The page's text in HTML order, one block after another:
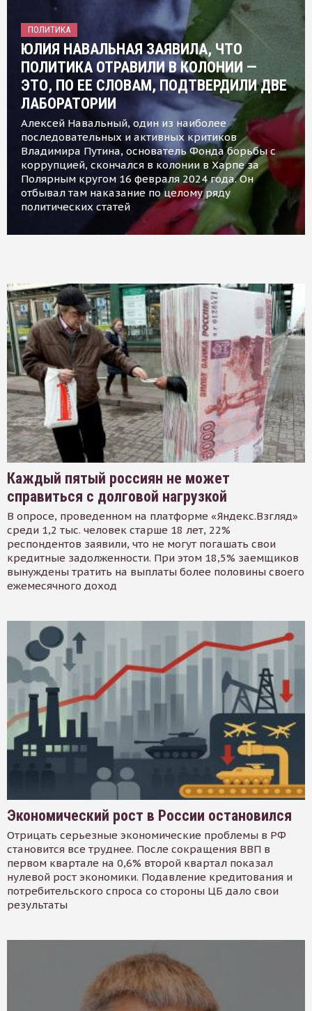
ПОЛИТИКА
ЮЛИЯ НАВАЛЬНАЯ ЗАЯВИЛА, ЧТО
ПОЛИТИКА ОТРАВИЛИ В КОЛОНИИ —
ЭТО, ПО ЕЕ СЛОВАМ, ПОДТВЕРДИЛИ ДВЕ
ЛАБОРАТОРИИ
Алексей Навальный, один из наиболее
последовательных и активных критиков
Владимира Путина, основатель Фонда борьбы с
коррупцией, скончался в колонии в Харпе за
Полярным кругом 16 февраля 2024 года. Он
отбывал там наказание по целому ряду
политических статей
Каждый пятый россиян не может
справиться с долговой нагрузкой
В опросе, проведенном на платформе «Яндекс.Взгляд»
среди 1,2 тыс. человек старше 18 лет, 22%
респондентов заявили, что не могут погашать свои
кредитные задолженности. При этом 18,5% заемщиков
вынуждены тратить на выплаты более половины своего
ежемесячного доход
Экономический рост в России остановился
Отрицать серьезные экономические проблемы в РФ
становится все труднее. После сокращения ВВП в
первом квартале на 0,6% второй квартал показал
нулевой рост экономики. Подавление кредитования и
потребительского спроса со стороны ЦБ дало свои
результаты